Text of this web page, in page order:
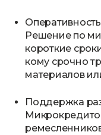
Решение по
короткие
кому срочно
материалов
Поддержка